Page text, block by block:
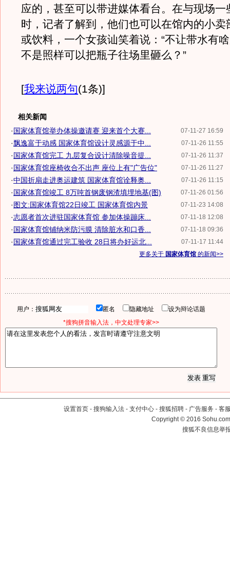
应的，甚至可以带进媒体看台。在与现场一
时，记者了解到，他们也可以在馆内的小卖
或饮料，一个女孩讪笑着说：“不让带水有
不是照样可以把瓶子往场里砸么？”
[我来说两句(1条)]
相关新闻
07-11-27 16:59
·国家体育馆举办体操邀请赛 迎来首个大赛...
07-11-26 11:55
·飘逸富于动感 国家体育馆设计灵感源于中...
07-11-26 11:37
·国家体育馆完工 九层复合设计清除噪音提...
07-11-26 11:27
·国家体育馆座椅收合不出声 座位上有"广告位"
07-11-26 11:15
·中国折扇走进奥运建筑 国家体育馆诠释奥...
07-11-26 01:56
·国家体育馆竣工 8万吨首钢废钢渣填埋地基(图)
07-11-23 14:08
·图文:国家体育馆22日竣工 国家体育馆内景
07-11-18 12:08
·志愿者首次进驻国家体育馆 参加体操蹦床...
07-11-18 09:36
·国家体育馆铺纳米防污膜 清除脏水和口香...
07-11-17 11:44
·国家体育馆通过完工验收 28日将办好运北...
更多关于 国家体育馆 的新闻>>
用户： 匿名 隐藏地址
设为辩论话题
*搜狗拼音输入法，中文处理专家>>
设置首页 - 搜狗输入法 - 支付中心 - 搜狐招聘 - 广告服务 - 客
Copyright©2016
搜狐不良信息举